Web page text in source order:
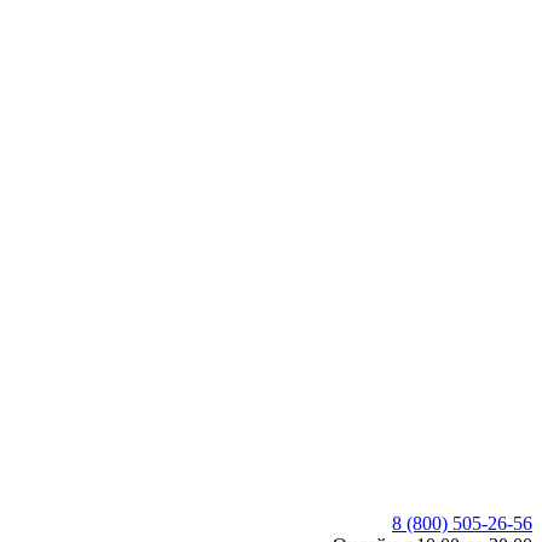
8 (800) 505-26-56